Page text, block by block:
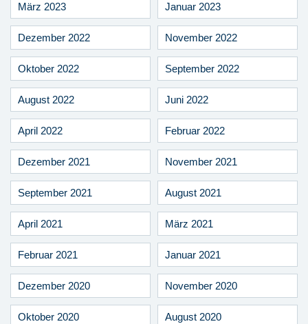
März 2023 Januar 2023
Dezember 2022 November 2022
Oktober 2022 September 2022
August 2022 Juni 2022
April 2022 Februar 2022
Dezember 2021 November 2021
September 2021 August 2021
April 2021 März 2021
Februar 2021 Januar 2021
Dezember 2020 November 2020
Oktober 2020 August 2020